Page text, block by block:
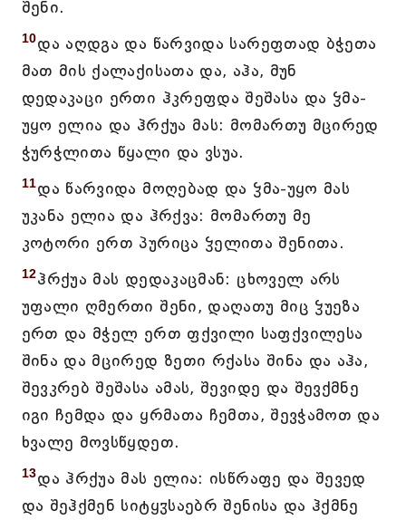
შენი.
10და აღდგა და წარვიდა სარეფთად ბჭეთა
მათ მის ქალაქისათა და, აჰა, მუნ
დედაკაცი ერთი ჰკრეფდა შეშასა და ჴმა-
უყო ელია და ჰრქუა მას: მომართუ მცირედ
ჭურჭლითა წყალი და ვსუა.
11და წარვიდა მოღებად და ჴმა-უყო მას
უკანა ელია და ჰრქვა: მომართუ მე
კოტორი ერთ პურიცა ჴელითა შენითა.
12ჰრქუა მას დედაკაცმან: ცხოველ არს
უფალი ღმერთი შენი, დაღათუ მიც ჴუეზა
ერთ და მჭელ ერთ ფქვილი საფქვილესა
შინა და მცირედ ზეთი რქასა შინა და აჰა,
შევკრებ შეშასა ამას, შევიდე და შევქმნე
იგი ჩემდა და ყრმათა ჩემთა, შევჭამოთ და
ხვალე მოვსწყდეთ.
13და ჰრქუა მას ელია: ისწრაფე და შევედ
და შეჰქმენ სიტყჳსაებრ შენისა და ჰქმნე